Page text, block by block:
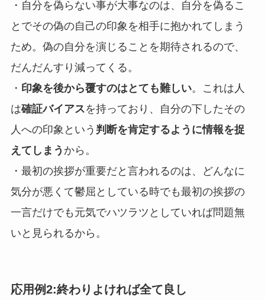
・自分を偽らない事が大事なのは、自分を偽るこ
とでその偽の自己の印象を相手に抱かれてしまう
ため。偽の自分を演じることを期待されるので、
だんだんすり減ってくる。
・ 印象を後から覆すのはとても難しい。これは人
は確証バイアスを持っており、自分の下したその
人への印象という 判断を肯定するように情報を捉
えてしまう から。
・最初の挨拶が重要だと言われるのは、どんなに
気分が悪くて鬱屈としている時でも最初の挨拶の
一言だけでも元気でハツラツとしていれば問題無
いと見られるから。
応用例2:終わりよければ全て良し